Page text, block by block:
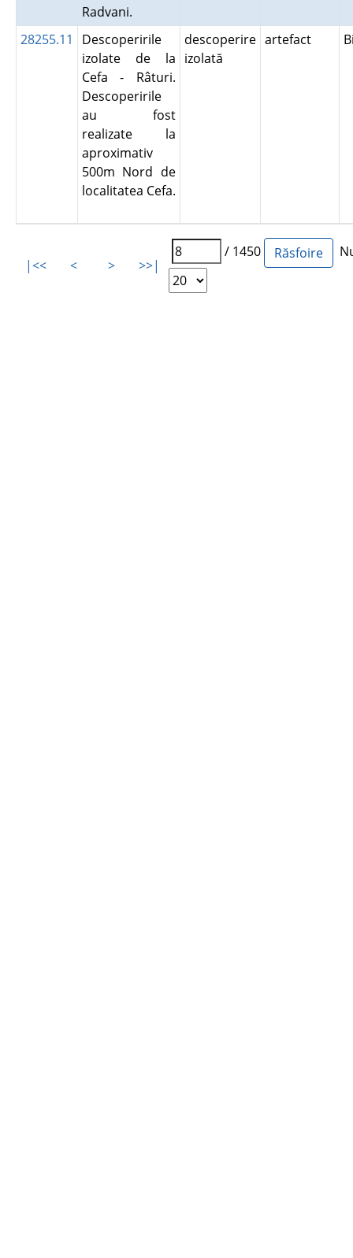
Radvani.
28255.11
Descoperirile
izolate de la
Cefa - Râturi.
Descoperirile
au fost
realizate la
aproximativ
500m Nord de
localitatea Cefa.
descoperire
izolată
artefact
|<< < > >>|
/ 1450